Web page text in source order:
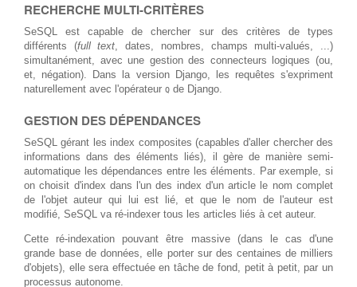
RECHERCHE MULTI-CRITÈRES
SeSQL est capable de chercher sur des critères de types
différents (full text, dates, nombres, champs multi-valués, ...)
simultanément, avec une gestion des connecteurs logiques (ou,
et, négation). Dans la version Django, les requêtes s'expriment
naturellement avec l'opérateur Q de Django.
GESTION DES DÉPENDANCES
SeSQL gérant les index composites (capables d'aller chercher des
informations dans des éléments liés), il gère de manière semi-
automatique les dépendances entre les éléments. Par exemple, si
on choisit d'index dans l'un des index d'un article le nom complet
de l'objet auteur qui lui est lié, et que le nom de l'auteur est
modifié, SeSQL va ré-indexer tous les articles liés à cet auteur.
Cette ré-indexation pouvant être massive (dans le cas d'une
grande base de données, elle porter sur des centaines de milliers
d'objets), elle sera effectuée en tâche de fond, petit à petit, par un
processus autonome.